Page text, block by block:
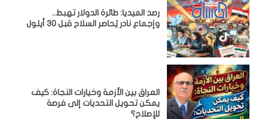
رصد الميديا: طائرة الدولار تهبط..
وإجماع نادر يُحاصر السلاح قبل 30 أيلول
العراق بين الأزمة وخيارات النجاة: كيف
يمكن تحويل التحديات إلى فرصة
للإصلاح؟